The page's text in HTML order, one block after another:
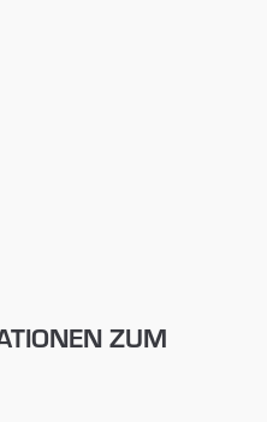
ZUM